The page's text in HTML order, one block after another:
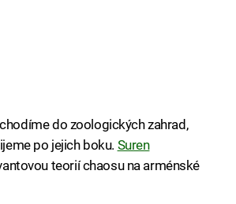
do zoologických zahrad,
po jejich boku. Suren
teorií chaosu na arménské